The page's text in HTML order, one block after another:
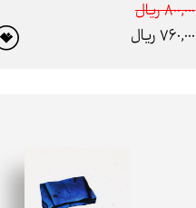
800,000 ريال
760,000 ريال